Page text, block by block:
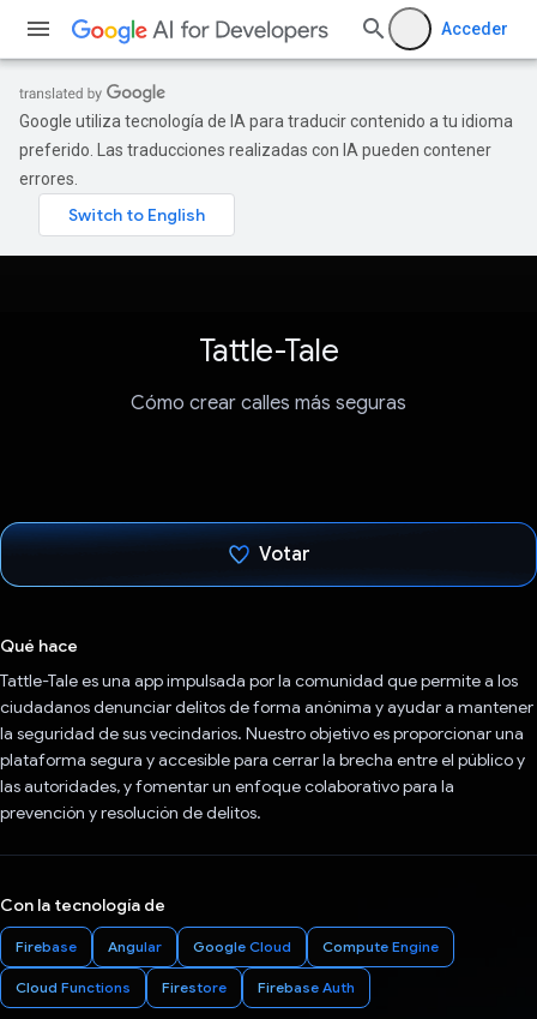
Acceder
Google utiliza tecnología de IA para traducir contenido a tu idioma
preferido. Las traducciones realizadas con IA pueden contener
errores.
Tattle-Tale
Cómo crear calles más seguras
Votar
Qué hace
Tattle-Tale es una app impulsada por la comunidad que permite a los
ciudadanos denunciar delitos de forma anónima y ayudar a mantener
la seguridad de sus vecindarios. Nuestro objetivo es proporcionar una
plataforma segura y accesible para cerrar la brecha entre el público y
las autoridades, y fomentar un enfoque colaborativo para la
prevención y resolución de delitos.
Con la tecnología de
Firebase Angular Google Cloud Compute Engine
Cloud Functions Firestore Firebase Auth